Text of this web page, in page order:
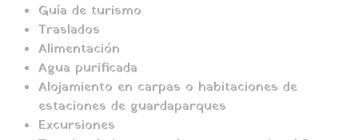
Guía de turismo
Traslados
Alimentación
Agua purificada
Alojamiento en carpas o habitaciones de
estaciones de guardaparques
Excursiones